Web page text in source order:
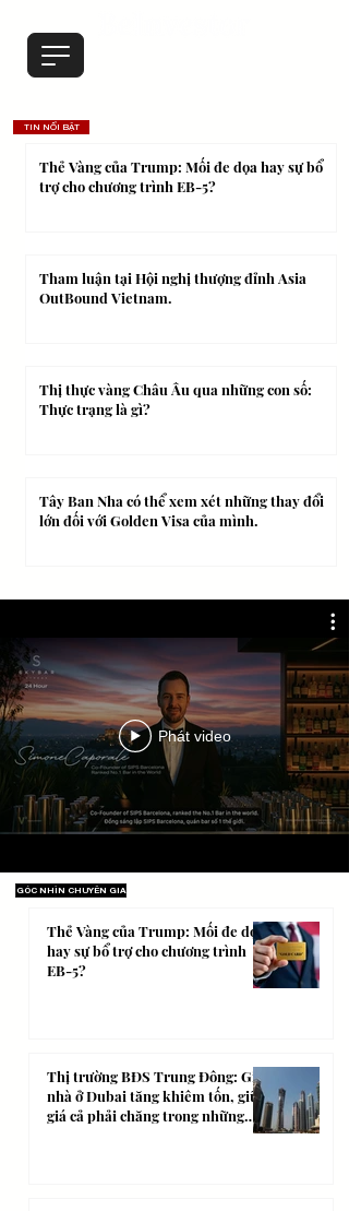
TIN NỔI BẬT
Thẻ Vàng của Trump: Mối đe dọa hay sự bổ
trợ cho chương trình EB-5?
Tham luận tại Hội nghị thượng đỉnh Asia
OutBound Vietnam.
Thị thực vàng Châu Âu qua những con số:
Thực trạng là gì?
Tây Ban Nha có thể xem xét những thay đổi
lớn đối với Golden Visa của mình.
Phát video
GÓC NHÌN CHUYÊN GIA
Thẻ Vàng của Trump: Mối đe dọa
hay sự bổ trợ cho chương trình
EB-5?
Thị trường BĐS Trung Đông: Giá
nhà ở Dubai tăng khiêm tốn, giữ
giá cả phải chăng trong những